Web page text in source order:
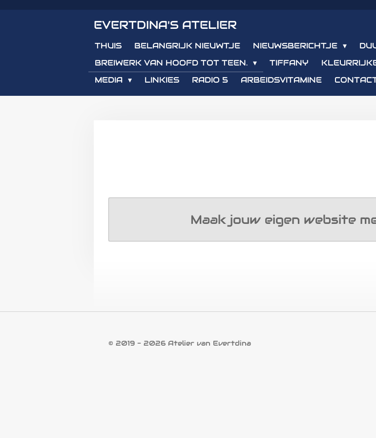
EVERTDINA'S ATELIER
THUIS BELANGRIJK NIEUWTJE NIEUWSBERICHTJE
BREIWERK VAN HOOFD TOT TEEN.
TIFFANY
MEDIA
LINKIES RADIO 5 ARBEIDSVITAMINE
Maak jouw eigen website
© 2019 - 2026 Atelier van Evertdina